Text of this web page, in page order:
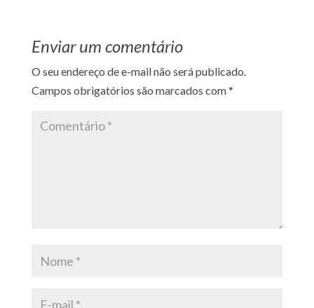
Enviar um comentário
O seu endereço de e-mail não será publicado.
Campos obrigatórios são marcados com*